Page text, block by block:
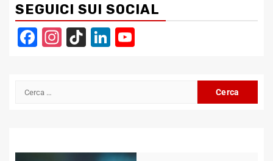
SEGUICI SUI SOCIAL
Facebook
Instagram
TikTokLinkedIn
Ricerca